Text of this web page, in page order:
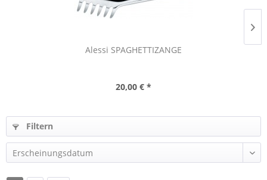
Alessi SPAGHETTIZANGE
20,00 € *
Filtern